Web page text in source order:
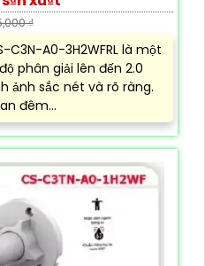
₫
C3N-A0-3H2WFRL là một
phân giải lên đến 2.0
ảnh sắc nét và rõ ràng.
đêm...